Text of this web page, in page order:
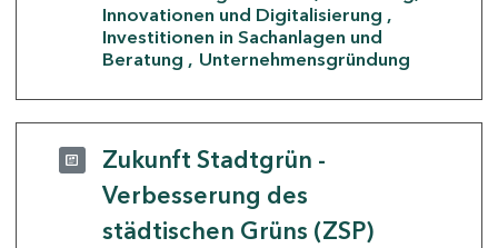
Innovationen und Digitalisierung
Investitionen in Sachanlagen und
Beratung
Unternehmensgründung
Zukunft Stadtgrün -
Verbesserung des
städtischen Grüns (ZSP)